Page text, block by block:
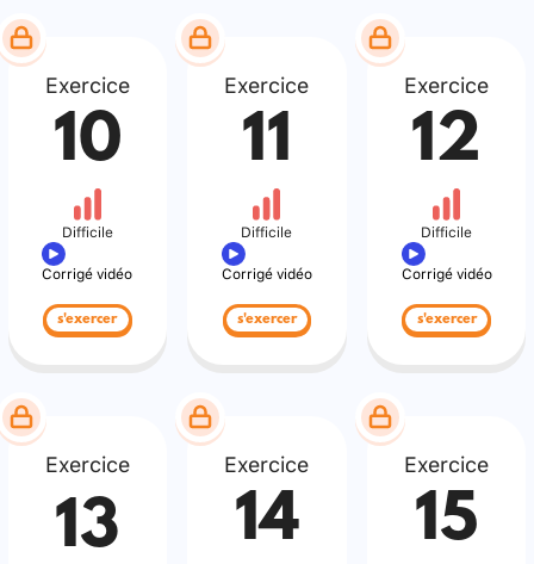
Exercice
10
Difficile
Corrigé vidéo
s'exercer
Exercice
11
Difficile
Corrigé vidéo
s'exercer
Exercice
12
Difficile
Corrigé vidéo
s'exercer
Exercice
13
Exercice
14
Exercice
15